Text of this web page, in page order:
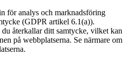
för analys och marknadsföring
(GDPR artikel 6.1(a)).
återkallar ditt samtycke, vilket kan
på webbplatserna. Se närmare om